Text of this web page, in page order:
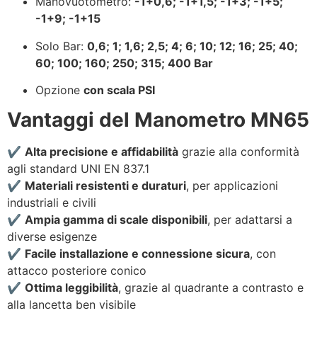
-1+9; -1+15
Solo Bar: 0,6; 1; 1,6; 2,5; 4; 6; 10; 12; 16; 25; 40;
60; 100; 160; 250; 315; 400 Bar
Opzione con scala PSI
Vantaggi del Manometro MN65
✔️ Alta precisione e affidabilità grazie alla conformità
agli standard UNI EN 837.1
✔️ Materiali resistenti e duraturi, per applicazioni
industriali e civili
✔️ Ampia gamma di scale disponibili, per adattarsi a
diverse esigenze
✔️ Facile installazione e connessione sicura, con
attacco posteriore conico
✔️ Ottima leggibilità, grazie al quadrante a contrasto e
alla lancetta ben visibile